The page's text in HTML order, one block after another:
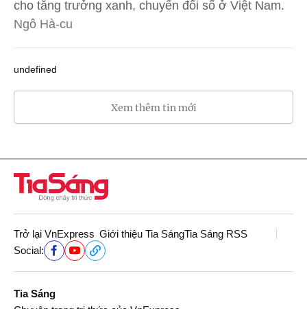
cho tăng trưởng xanh, chuyển đổi số ở Việt Nam.
Ngô Hà-cu
undefined
Xem thêm tin mới
Trở lại VnExpress Giới thiệu Tia SángTia Sáng RSS
Social:
Tia Sáng